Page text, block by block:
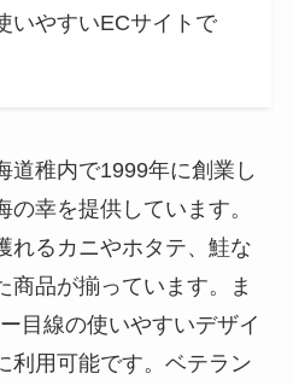
いやすいECサイトで
道稚内で1999年に創業し
幸を提供しています。
れるカニやホタテ、鮭な
商品が揃っています。ま
目線の使いやすいデザイ
利用可能です。ベテラン